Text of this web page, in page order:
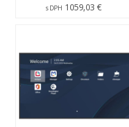
s DPH 1059,03 €